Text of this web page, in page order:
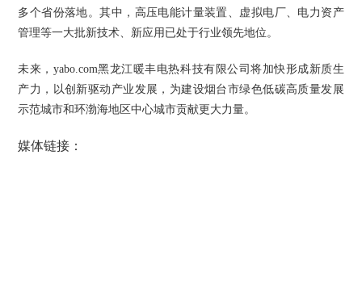
多个省份落地。其中，高压电能计量装置、虚拟电厂、电力资产
管理等一大批新技术、新应用已处于行业领先地位。
未来，yabo.com黑龙江暖丰电热科技有限公司将加快形成新质生
产力，以创新驱动产业发展，为建设烟台市绿色低碳高质量发展
示范城市和环渤海地区中心城市贡献更大力量。
媒体链接：